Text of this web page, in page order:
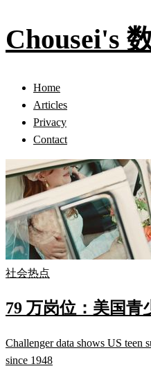
Chousei's
Home
Articles
Privacy
Contact
社会热点
79 万岗位：美国青
Challenger data shows US teen
since 1948